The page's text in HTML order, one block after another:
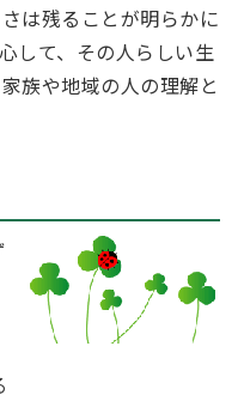
は残ることが明らかに
して、その人らしい生
族や地域の人の理解と